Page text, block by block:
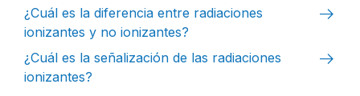
¿Cuál es la diferencia entre radiaciones
ionizantes y no ionizantes?
arrow_right_alt
¿Cuál es la señalización de las radiaciones
ionizantes?
arrow_right_alt